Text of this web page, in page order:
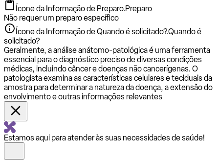
Ícone da Informação de Preparo.Preparo
Não requer um preparo específico
Ícone da Informação de Quando é solicitado?.Quando é
solicitado?
Geralmente, a análise anátomo-patológica é uma ferramenta
essencial para o diagnóstico preciso de diversas condições
médicas, incluindo câncer e doenças não cancerígenas. O
patologista examina as características celulares e teciduais da
amostra para determinar a natureza da doença, a extensão do
envolvimento e outras informações relevantes
Estamos aqui para atender às suas necessidades de saúde!